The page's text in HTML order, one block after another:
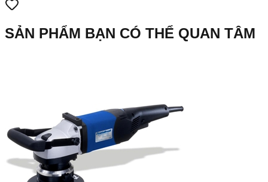
SẢN PHẨM BẠN CÓ THỂ QUAN TÂM